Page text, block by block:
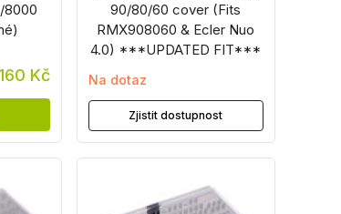
8000
Kč
90/80/60 cover (Fits
RMX908060 & Ecler Nuo
4.0) ***UPDATED FIT***
Na dotaz
Zjistit dostupnost